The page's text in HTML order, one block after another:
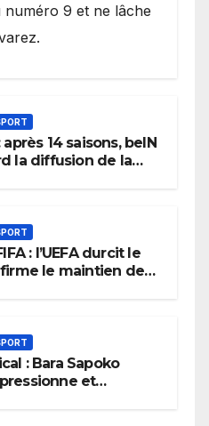
9 et ne lâche
14 saisons, beIN
la diffusion de la
: l’UEFA durcit le
le maintien de
: Bara Sapoko
et